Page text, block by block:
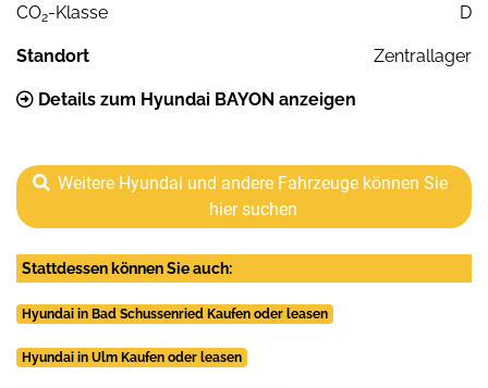
CO2-Klasse D
Standort Zentrallager
Details zum Hyundai BAYON anzeigen
Weitere Hyundai und andere Fahrzeuge können Sie
hier suchen
Stattdessen können Sie auch:
Hyundai in Bad Schussenried Kaufen oder leasen
Hyundai in Ulm Kaufen oder leasen